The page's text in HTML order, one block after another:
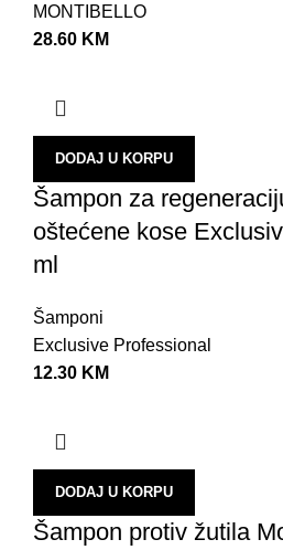
MONTIBELLO
28.60 KM
DODAJ U KORPU
Šampon za
oštećene kose
ml
Šamponi
Exclusive Professional
12.30 KM
DODAJ U KORPU
Šampon protiv žutila